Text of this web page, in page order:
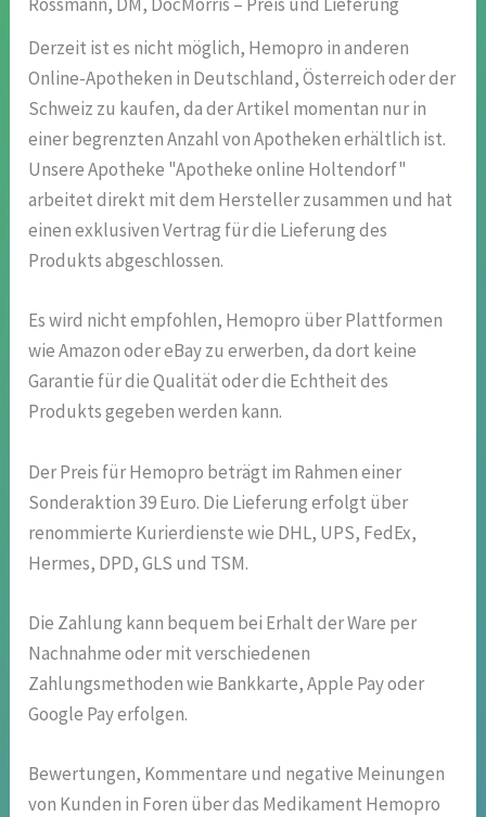
Derzeit ist es nicht möglich, Hemopro in anderen
Online-Apotheken in Deutschland, Österreich oder der
Schweiz zu kaufen, da der Artikel momentan nur in
einer begrenzten Anzahl von Apotheken erhältlich ist.
Unsere Apotheke "Apotheke online Holtendorf"
arbeitet direkt mit dem Hersteller zusammen und hat
einen exklusiven Vertrag für die Lieferung des
Produkts abgeschlossen.
Es wird nicht empfohlen, Hemopro über Plattformen
wie Amazon oder eBay zu erwerben, da dort keine
Garantie für die Qualität oder die Echtheit des
Produkts gegeben werden kann.
Der Preis für Hemopro beträgt im Rahmen einer
Sonderaktion 39 Euro. Die Lieferung erfolgt über
renommierte Kurierdienste wie DHL, UPS, FedEx,
Hermes, DPD, GLS und TSM.
Die Zahlung kann bequem bei Erhalt der Ware per
Nachnahme oder mit verschiedenen
Zahlungsmethoden wie Bankkarte, Apple Pay oder
Google Pay erfolgen.
Bewertungen, Kommentare und negative Meinungen
von Kunden in Foren über das Medikament Hemopro